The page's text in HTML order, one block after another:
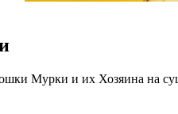
Мурки и их Хозяина на